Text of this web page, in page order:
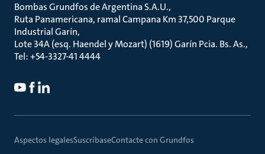
Bombas Grundfos de Argentina S.A.U.
Ruta Panamericana, ramal Campana Km 37,500 Parque
Industrial Garín
Lote 34A (esq. Haendel y Mozart) (1619) Garín Pcia. Bs. As.
Tel: +54-3327-41 4444
Aspectos legalesSuscríbaseContacte con Grundfos